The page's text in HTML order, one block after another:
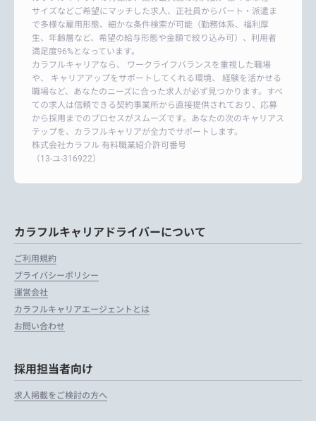
サイズなどご希望にマッチした求人、正社員からパート・派遣ま
で多様な雇用形態、細かな条件検索が可能（勤務体系、福利厚
生、年齢層など、希望の給与形態や金額で絞り込み可）、利用者
満足度96%となっています。
カラフルキャリアなら、 ワークライフバランスを重視した職場
や、 キャリアアップをサポートしてくれる環境、 経験を活かせる
職場など、あなたのニーズに合った求人が必ず見つかります。すべ
ての求人は信頼できる契約事業所から直接提供されており、応募
から採用までのプロセスがスムーズです。あなたの次のキャリアス
テップを、カラフルキャリアが全力でサポートします。
株式会社カラフル 有料職業紹介許可番号
（13-ユ-316922）
カラフルキャリアドライバーについて
ご利用規約
プライバシーポリシー
運営会社
カラフルキャリアエージェントとは
お問い合わせ
採用担当者向け
求人掲載をご検討の方へ